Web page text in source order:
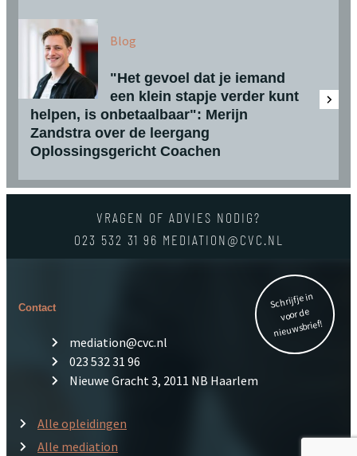
Blog
"Het gevoel dat je iemand
een klein stapje verder kunt
helpen, is onbetaalbaar": Merijn
Zandstra over de leergang
Oplossingsgericht Coachen
VRAGEN OF ADVIES NODIG?
023 532 31 96 MEDIATION@CVC.NL
Alle opleidingen
Alle mediation
Contact
mediation@cvc.nl
023 532 31 96
Nieuwe Gracht 3, 2011 NB Haarlem
Schrijf je in
voor de
nieuwsbrief!